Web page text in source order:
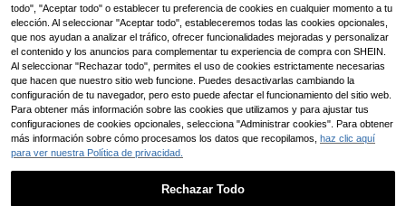
todo", "Aceptar todo" o establecer tu preferencia de cookies en cualquier momento a tu
elección. Al seleccionar "Aceptar todo", estableceremos todas las cookies opcionales,
que nos ayudan a analizar el tráfico, ofrecer funcionalidades mejoradas y personalizar
el contenido y los anuncios para complementar tu experiencia de compra con SHEIN.
Al seleccionar "Rechazar todo", permites el uso de cookies estrictamente necesarias
que hacen que nuestro sitio web funcione. Puedes desactivarlas cambiando la
configuración de tu navegador, pero esto puede afectar el funcionamiento del sitio web.
Para obtener más información sobre las cookies que utilizamos y para ajustar tus
configuraciones de cookies opcionales, selecciona "Administrar cookies". Para obtener
más información sobre cómo procesamos los datos que recopilamos, haz clic aquí
para ver nuestra Política de privacidad.
Rechazar Todo